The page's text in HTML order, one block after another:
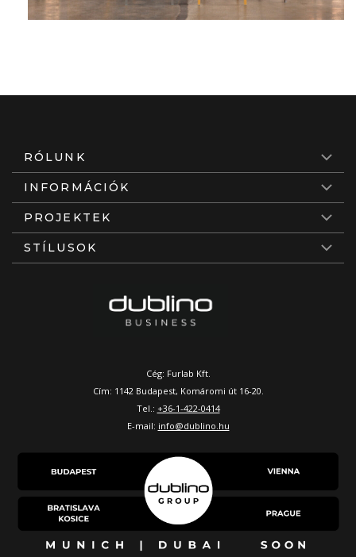
RÓLUNK
INFORMÁCIÓK
PROJEKTEK
STÍLUSOK
Cég: Furlab Kft.
Cím: 1142 Budapest, Komáromi út 16-20.
Tel.: +36-1-422-0414
E-mail: info@dublino.hu